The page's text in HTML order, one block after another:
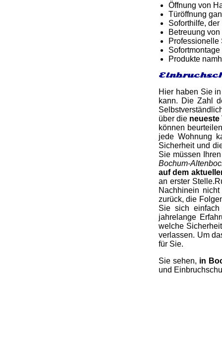
Öffnung von
Türöffnung
Soforthilfe,
Betreuung
Professionelle
Produkte
Hier haben Sie
kann. Die Zahl
über die neueste
können
jede Wohnung
Sicherheit und
Sie müssen
Bochum-
auf dem
an erster
Nachhinein
zurück, die
Sie sich
jahrelange
welche
verlassen. Um
für Sie.
Sie sehen, in
und